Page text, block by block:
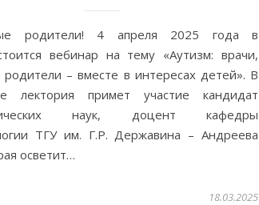
родители! 4 апреля 2025 года в
вебинар на тему «Аутизм: врачи,
родители – вместе в интересах детей». В
лектория примет участие кандидат
наук, доцент кафедры
ТГУ им. Г.Р. Державина – Андреева
осветит…
18.03.2025